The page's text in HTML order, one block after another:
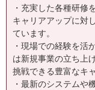
・充実した各種研修
キャリアアップに対
ています。
・現場での経験を活
は新規事業の立ち上
挑戦できる豊富なキ
・最新のシステムや